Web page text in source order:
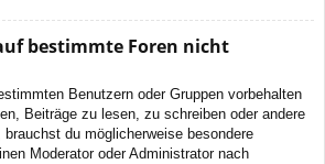
bestimmte Foren nicht
Benutzern oder Gruppen vorbehalten
Beiträge zu lesen, zu schreiben oder andere
brauchst du möglicherweise besondere
Moderator oder Administrator nach